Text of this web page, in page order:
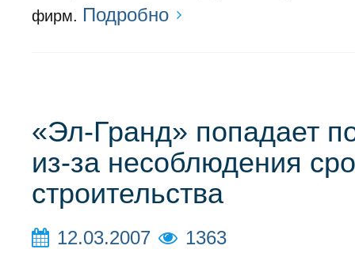
фирм. Подробно
«Эл-Гранд» попадает
из-за несоблюдения
строительства
12.03.2007 1363